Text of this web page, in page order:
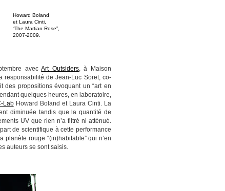
Howard Boland
et Laura Cinti,
“The Martian Rose”,
2007-2009.
avecArt Outsiders, à Maison
responsabilité de Jean-Luc Soret, co-
des propositions évoquant un “art en
quelques heures, en laboratoire,
LabHoward Boland et Laura Cinti. La
diminuée tandis que la quantité de
UV que rien n’a filtré ni atténué.
de scientifique à cette performance
rouge “(in)habitable” qui n’en
auteurs se sont saisis.